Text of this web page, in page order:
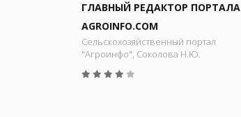
ГЛАВНЫЙ РЕДАКТОР ПОРТАЛА
AGROINFO.COM
Сельскохозяйственный портал
"Агроинфо", Соколова Н.Ю.